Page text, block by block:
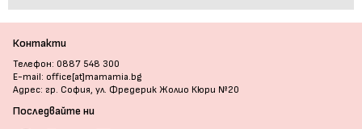
Контакти
Телефон: 0887 548 300
E-mail: office[at]mamamia.bg
Адрес: гр. София, ул. Фредерик Жолио Кюри №20
Последвайте ни